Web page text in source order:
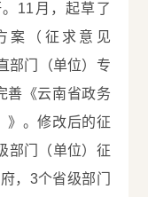
11月，起草了
案（征求意见
部门（单位）专
善《云南省政务
》。修改后的征
部门（单位）征
，3个省级部门